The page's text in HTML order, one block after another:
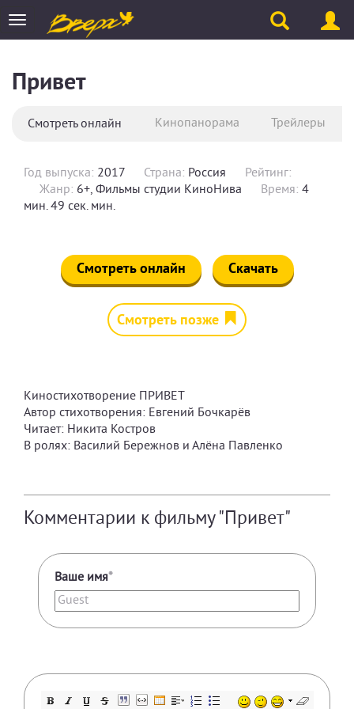
Toggle
navigation
Привет
Смотреть онлайн Кинопанорама Трейлеры
Год выпуска: 2017 Страна: Россия
Рейтинг:
Жанр: 6+, Фильмы студии КиноНива Время: 4
мин. 49 сек. мин.
Смотреть онлайн Скачать
Смотреть позже
Киностихотворение ПРИВЕТ
Автор стихотворения: Евгений Бочкарёв
Читает: Никита Костров
В ролях: Василий Бережнов и Алёна Павленко
Комментарии к фильму "Привет"
Ваше имя*